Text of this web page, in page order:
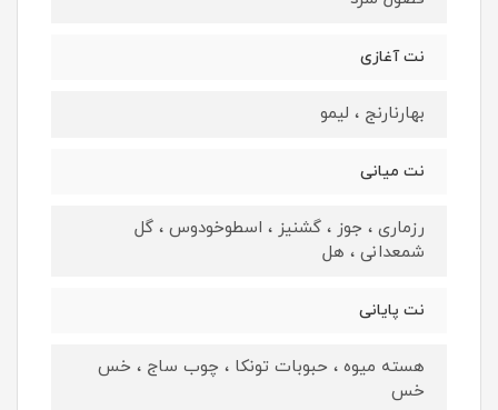
نت آغازی
بهارنارنج ، لیمو
نت میانی
رزماری ، جوز ، گشنیز ، اسطوخودوس ، گل
شمعدانی ، هل
نت پایانی
هسته میوه ، حبوبات تونکا ، چوب ساج ، خس
خس